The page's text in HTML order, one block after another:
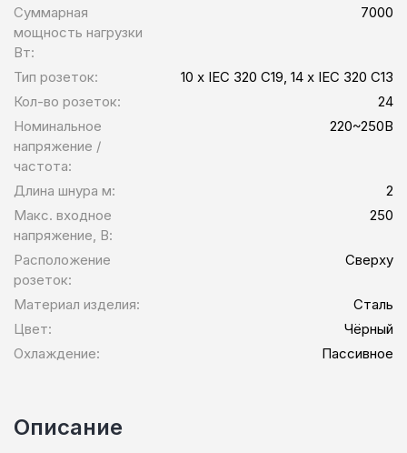
Суммарная
мощность нагрузки
Вт:
7000
Тип розеток:
10 x IEC 320 C19, 14 x IEC 320 C13
Кол-во розеток:
24
Номинальное
напряжение /
частота:
220~250В
Длина шнура м:
2
Макс. входное
напряжение, В:
250
Расположение
розеток:
Сверху
Материал изделия:
Сталь
Цвет:
Чёрный
Охлаждение:
Пассивное
Описание